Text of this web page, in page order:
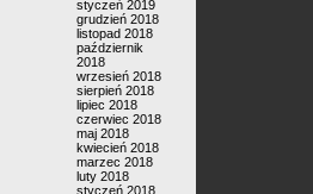
styczeń 2019
grudzień 2018
listopad 2018
październik
2018
wrzesień 2018
sierpień 2018
lipiec 2018
czerwiec 2018
maj 2018
kwiecień 2018
marzec 2018
luty 2018
styczeń 2018